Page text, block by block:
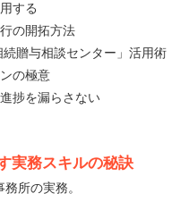
する
の開拓方法
贈与相談センター」活用術
の極意
捗を漏らさない
実務スキルの秘訣
所の実務。